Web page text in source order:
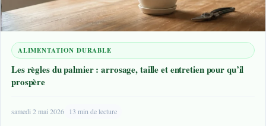
ALIMENTATION DURABLE
Les règles du palmier : arrosage, taille et entretien pour qu’il
prospère
samedi 2 mai 2026 13 min de lecture